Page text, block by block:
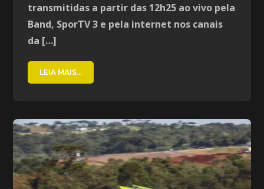
transmitidas a partir das 12h25 ao vivo pela
Band, SporTV 3 e pela internet nos canais
da […]
LEIA MAIS...